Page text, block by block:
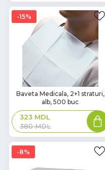
15%
Baveta Medicala, 2+1 straturi,
alb, 500 buc
380MDL
323 MDL
8%